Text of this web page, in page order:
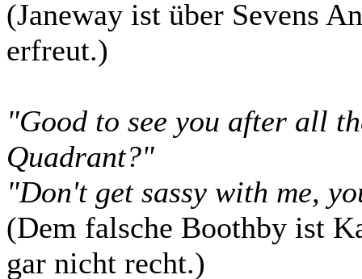
(Janeway ist über Sevens
erfreut.)
"Good to see you after all
Quadrant?"
"Don't get sassy with me,
(Dem falsche Boothby ist
gar nicht recht.)